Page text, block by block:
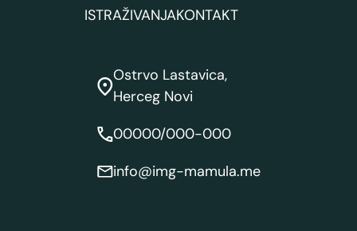
ISTRAŽIVANJAKONTAKT
Ostrvo Lastavica,
Herceg Novi
00000/000-000
info@img-mamula.me